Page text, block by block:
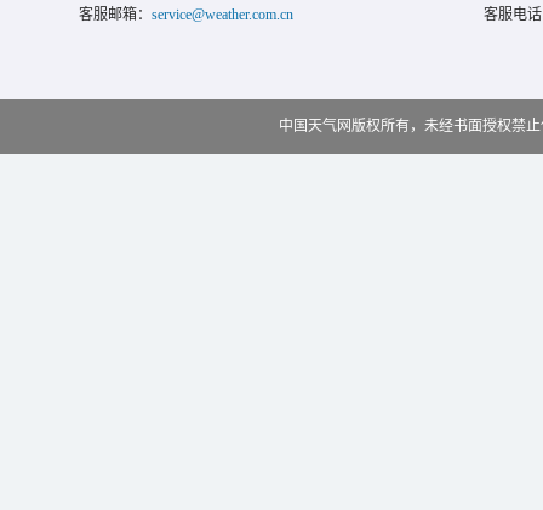
客服邮箱： service@weather.com.cn 客服电
中国天气网版权所有，未经书面授权